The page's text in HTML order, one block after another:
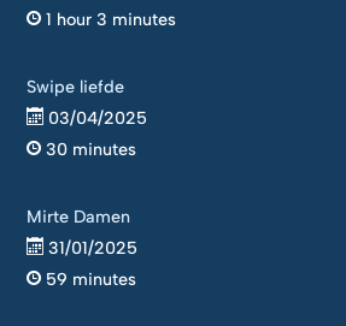
1 hour 3 minutes
Swipe liefde
03/04/2025
30 minutes
Mirte Damen
31/01/2025
59 minutes